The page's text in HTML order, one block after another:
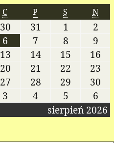
sierpień 2026
C P S N
30 31 1
2
6 7 8
9
13 14 15
16
20 21 22
23
27 28 29
30
3 4 5 6